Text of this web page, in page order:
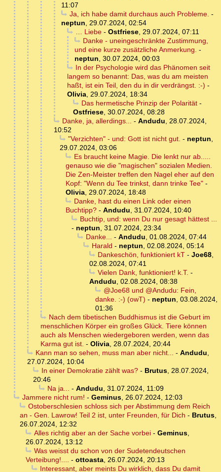
11:07
Ja, ich habe damit durchaus auch Probleme. -
neptun, 29.07.2024, 02:54
… Liebe- Ostfriese, 29.07.2024, 07:11
Danke - uneingeschränkte Zustimmung,
und eine kurze zusätzliche Anmerkung. -
neptun, 30.07.2024, 00:03
In der Psychologie wird das Phänomen seit
langem so benannt: Das, was du am meisten
haßt, ist ein Teil, den du in dir verdrängst. :-) -
Olivia, 29.07.2024, 18:34
Das hermetische Prinzip der Polarität-
Ostfriese, 30.07.2024, 08:28
Danke, ja, allerdings... - Andudu, 28.07.2024,
10:52
"Verzichten" - und: Gott ist nicht gut. - neptun,
29.07.2024, 03:06
Es braucht keine Magie. Die lenkt nur ab.....
genauso wie die "magischen" sozialen Medien.
Die Zen-Meister treffen den Nagel eher auf den
Kopf: "Wenn du Tee trinkst, dann trinke Tee" -
Olivia, 29.07.2024, 18:48
Danke, hast du einen Link oder einen
Buchtipp? - Andudu, 31.07.2024, 10:40
Buchtip, und: wenn Du nur gesagt hättest ...
- neptun, 31.07.2024, 23:34
Danke... - Andudu, 01.08.2024, 07:44
Harald - neptun, 02.08.2024, 05:14
Dankeschön, funktioniert kT- Joe68,
02.08.2024, 07:41
Vielen Dank, funktioniert! k.T. -
Andudu, 02.08.2024, 08:38
@Joe68 und @Andudu: Fein,
danke. :-) (owT) - neptun, 03.08.2024,
01:36
Nach dem tibetischen Buddhismus ist die Geburt im
menschlichen Körper ein großes Glück. Tiere können
auch als Menschen wiedergeboren werden, wenn das
Karma gut ist. - Olivia, 28.07.2024, 20:44
Kann man so sehen, muss man aber nicht... - Andudu,
27.07.2024, 10:04
In einer Demokratie zählt was?- Brutus, 28.07.2024,
20:46
Na ja... - Andudu, 31.07.2024, 11:09
Jammere nicht rum! - Geminus, 26.07.2024, 12:03
Ostoberschlesien schloss sich per Abstimmung dem Reich
an - Gen. Lawrow! Teil 2 ist, unter Freunden, für Dich - Brutus,
26.07.2024, 12:32
Alles richtig aber an der Sache vorbei- Geminus,
26.07.2024, 13:12
Was weisst du schon von der Sudetendeutschen
Verteibung!.... - ottoasta, 26.07.2024, 20:13
Interessant, aber meints Du wirklich, dass Du damit